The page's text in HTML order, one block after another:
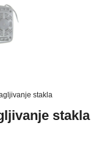
stakla
stakla